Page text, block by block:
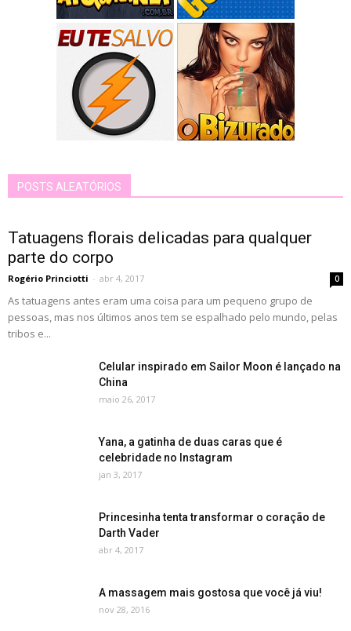
POSTS ALEATÓRIOS
Tatuagens florais delicadas para qualquer
parte do corpo
Rogério Princiotti - abr 4, 2017 0
As tatuagens antes eram uma coisa para um pequeno grupo de
pessoas, mas nos últimos anos tem se espalhado pelo mundo, pelas
tribos e...
Celular inspirado em Sailor Moon é lançado na
China
maio 26, 2017
Yana, a gatinha de duas caras que é
celebridade no Instagram
jan 3, 2017
Princesinha tenta transformar o coração de
Darth Vader
abr 4, 2017
A massagem mais gostosa que você já viu!
nov 28, 2016